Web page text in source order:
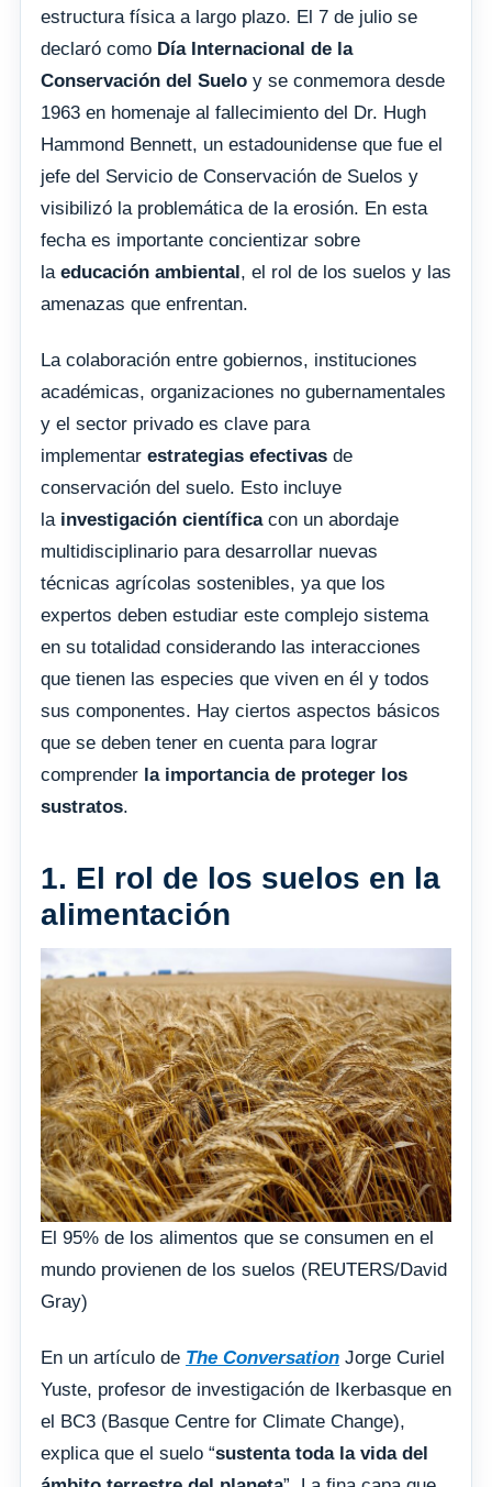
estructura física a largo plazo. El 7 de julio se
declaró como Día Internacional de la
Conservación del Suelo y se conmemora desde
1963 en homenaje al fallecimiento del Dr. Hugh
Hammond Bennett, un estadounidense que fue el
jefe del Servicio de Conservación de Suelos y
visibilizó la problemática de la erosión. En esta
fecha es importante concientizar sobre
la educación ambiental, el rol de los suelos y las
amenazas que enfrentan.
La colaboración entre gobiernos, instituciones
académicas, organizaciones no gubernamentales
y el sector privado es clave para
implementar estrategias efectivas de
conservación del suelo. Esto incluye
la investigación científicacon un abordaje
multidisciplinario para desarrollar nuevas
técnicas agrícolas sostenibles, ya que los
expertos deben estudiar este complejo sistema
en su totalidad considerando las interacciones
que tienen las especies que viven en él y todos
sus componentes. Hay ciertos aspectos básicos
que se deben tener en cuenta para lograr
comprender la importancia de proteger los
sustratos.
1. El rol de los suelos en la
alimentación
El 95% de los alimentos que se consumen en el
mundo provienen de los suelos (REUTERS/David
Gray)
En un artículo de The Conversation Jorge Curiel
Yuste, profesor de investigación de Ikerbasque en
el BC3 (Basque Centre for Climate Change),
explica que el suelo “sustenta toda la vida del